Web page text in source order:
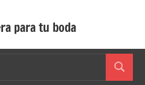
para tu boda
Buscar